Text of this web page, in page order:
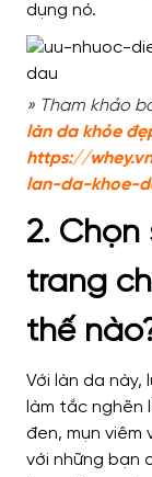
dụng nó.
» Tham khảo
làn da khỏe
https://
lan-da-khoe-
2.
trang
thế
Với làn da này,
làm tắc nghẽn
đen, mụn viêm
với những bạn